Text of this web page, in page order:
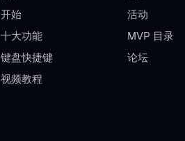
开始
十大功能
键盘快捷键
视频教程
活动
MVP 目录
论坛